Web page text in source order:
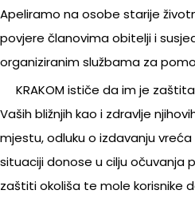
Apeliramo na osobe starije
povjere članovima obitelji i
organiziranim službama za
KRAKOM ističe da im je
Vaših bližnjih kao i zdravlje
mjestu, odluku o izdavanju
situaciji donose u cilju očuvanja
zaštiti okoliša te mole korisnike